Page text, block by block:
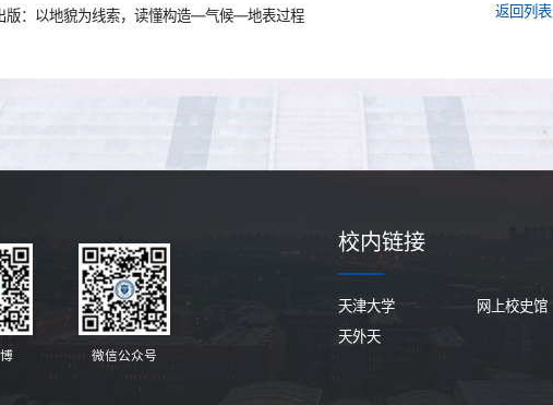
版：以地貌为线索，读懂构造—气候—地表过程 返回列表
微信公众号
校内链接
天津大学
网上校史馆
天外天